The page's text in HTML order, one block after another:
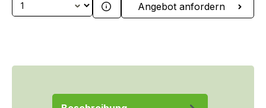
Produkt Anzahl: Gib denAngebot anfordern